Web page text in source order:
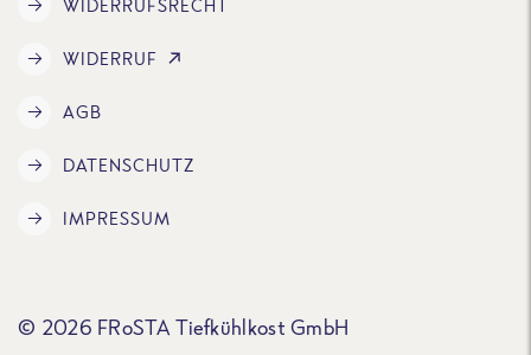
WIDERRUFSRECHT
WIDERRUF
AGB
DATENSCHUTZ
IMPRESSUM
© 2026 FRoSTA Tiefkühlkost GmbH